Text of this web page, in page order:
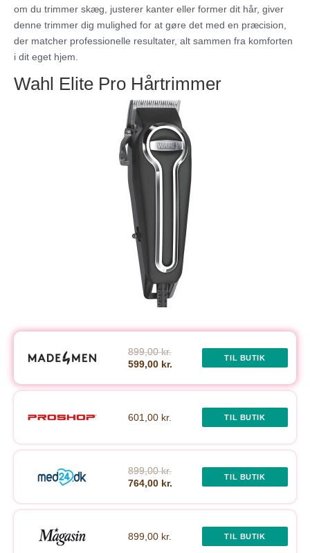
om du trimmer skæg, justerer kanter eller former dit hår, giver
denne trimmer dig mulighed for at gøre det med en præcision,
der matcher professionelle resultater, alt sammen fra komforten
i dit eget hjem.
Wahl Elite Pro Hårtrimmer
899,00 kr.
599,00 kr.
TIL BUTIK
601,00 kr. TIL BUTIK
899,00 kr.
764,00 kr.
TIL BUTIK
899,00 kr. TIL BUTIK